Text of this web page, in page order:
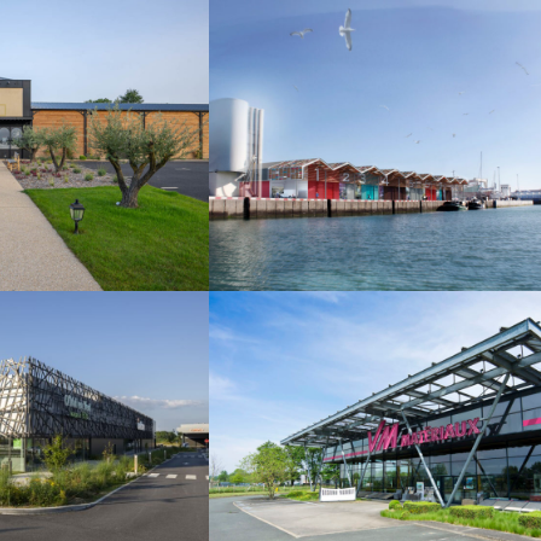
COMMERCE SERVICES
ZONE D’ACTIVITE
BRESSUIRE
COMMERCE SERVICES
BÂTIMENTS DE
LA ROCHE SUR
YON